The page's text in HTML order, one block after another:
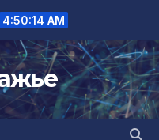
4:50:15 AM